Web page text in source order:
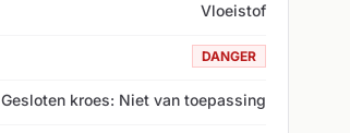
Vloeistof
DANGER
Gesloten kroes: Niet van toepassing